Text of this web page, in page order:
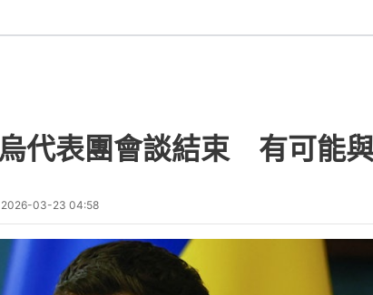
代表團會談結束 有可能
2026-03-23 04:58